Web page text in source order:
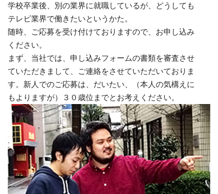
学校卒業後、別の業界に就職しているが、どうしても
テレビ業界で働きたいというかた。
随時、ご応募を受け付けておりますので、お申し込み
ください。
まず、当社では、申し込みフォームの書類を審査させ
ていただきまして、ご連絡をさせていただいておりま
す。新人でのご応募は、だいたい、（本人の気構えに
もよりますが）３０歳位までとお考えください。